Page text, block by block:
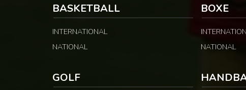
BASKETBALL
INTERNATIONAL
NATIONAL
BOXE
NATIONAL
GOLF